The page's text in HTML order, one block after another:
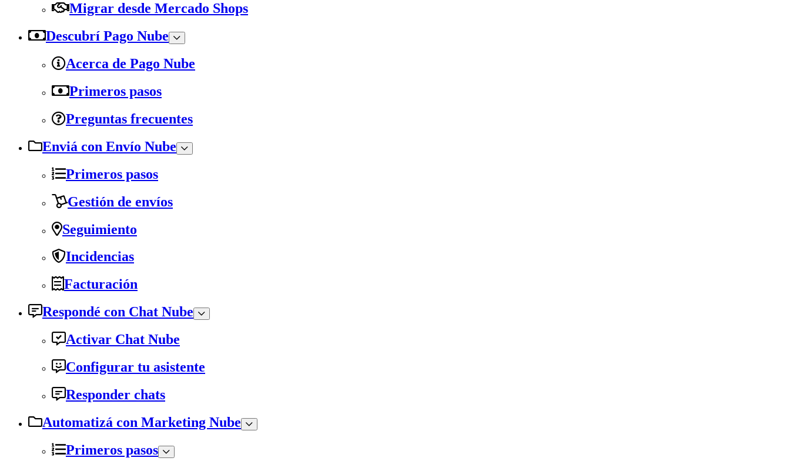
Migrar desde Mercado Shops
Descubrí Pago Nube
Acerca de Pago Nube
Primeros pasos
Preguntas frecuentes
Enviá con Envío Nube
Primeros pasos
Gestión de envíos
Seguimiento
Incidencias
Facturación
Respondé con Chat Nube
Activar Chat Nube
Configurar tu asistente
Responder chats
Automatizá con Marketing Nube
Primeros pasos